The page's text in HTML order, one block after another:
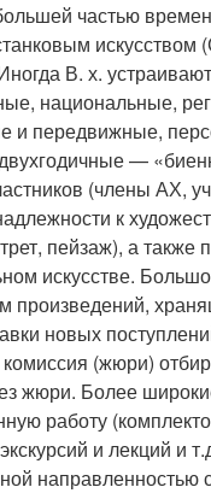
частью
В. х.
национальные,
и передвижные,
—
(члены АХ,
к
пейзаж), а
искусстве.
произведений,
новых
(жюри)
жюри. Более
работу
и лекций и
направленностью